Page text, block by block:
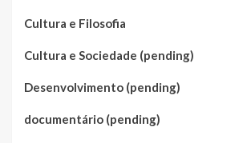
Cultura e Filosofia
Cultura e Sociedade (pending)
Desenvolvimento (pending)
documentário (pending)